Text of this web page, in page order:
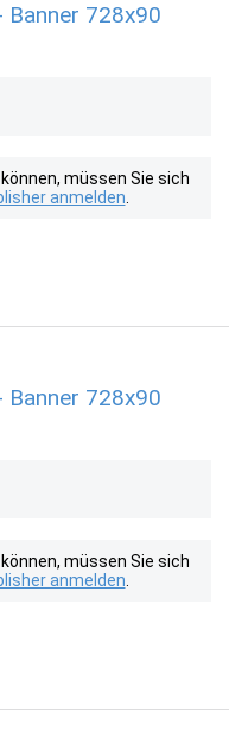
728x90
müssen Sie sich
anmelden
728x90
müssen Sie sich
anmelden